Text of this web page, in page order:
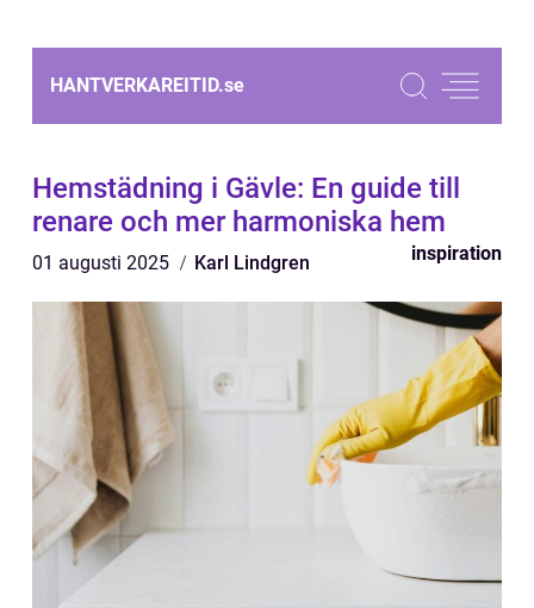
HANTVERKAREITID.se
Hemstädning i Gävle: En guide till
renare och mer harmoniska hem
01 augusti 2025 Karl Lindgren inspiration